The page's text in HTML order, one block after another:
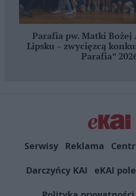
Parafia pw. Matki
Lipsku – zwycięzcą
Parafia”
Serwisy Reklama
Darczyńcy KAI
eKAI